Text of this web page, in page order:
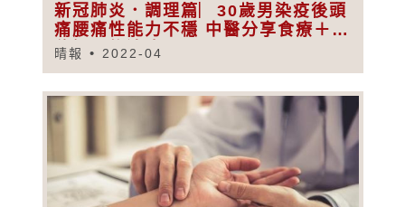
新冠肺炎．調理篇︳30歲男染疫後頭
痛腰痛性能力不穩 中醫分享食療＋穴
位調理後遺症
晴報 2022-04